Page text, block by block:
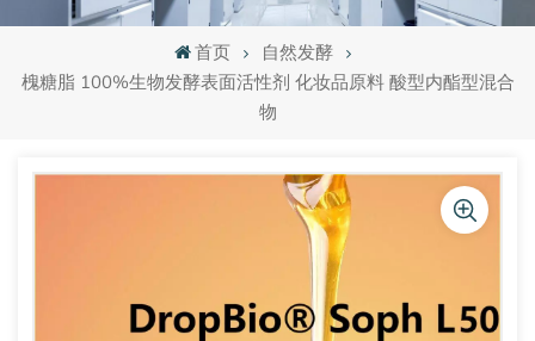
首页
自然发酵
槐糖脂 100%生物发酵表面活性剂 化妆品原料 酸型内酯型混合
物